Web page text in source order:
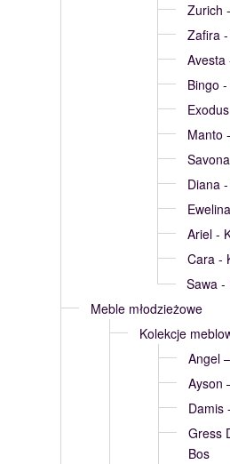
Zurich
Zafira
Avesta
Bingo
Manto
Diana
Ariel -
Cara -
Sawa -
Meble młodzieżowe
Kolekcje
Angel
Ayson
Damis
Gress
Bos